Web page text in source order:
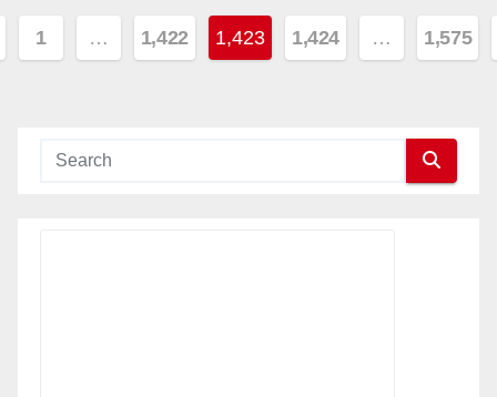
1 … 1,422 1,423 1,424 … 1,575